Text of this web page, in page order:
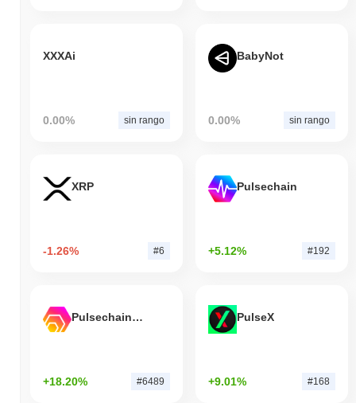
XXXAi
0.00% sin rango
BabyNot
0.00% sin rango
XRP
-1.26% #6
Pulsechain
+5.12% #192
Pulsechain Bridged HEX (Pulsechain)
+18.20% #6489
PulseX
+9.01% #168